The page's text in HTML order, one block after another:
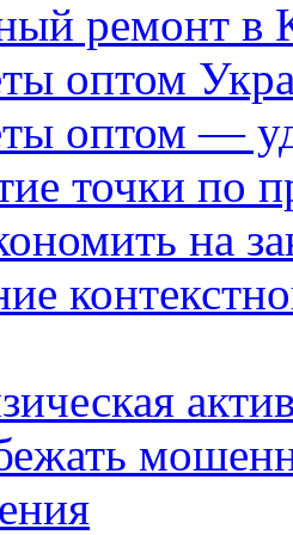
ремонт в
оптом
оптом —
точки по
на